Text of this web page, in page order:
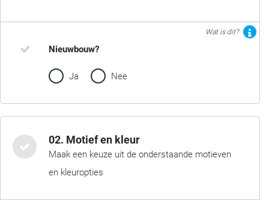
Wat is dit?
Nieuwbouw?
Ja Nee
02. Motief en kleur
Maak een keuze uit de onderstaande motieven
en kleuropties